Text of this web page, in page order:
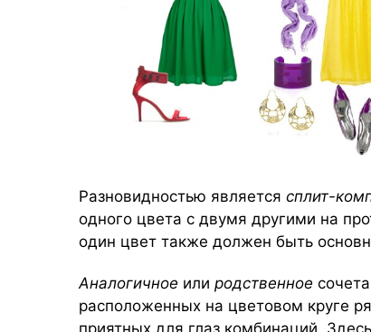
Разновидностью является сплит-
одного цвета с двумя другими на
один цвет также должен быть
Аналогичное или родственное
расположенных на цветовом круге
приятных для глаз комбинаций.